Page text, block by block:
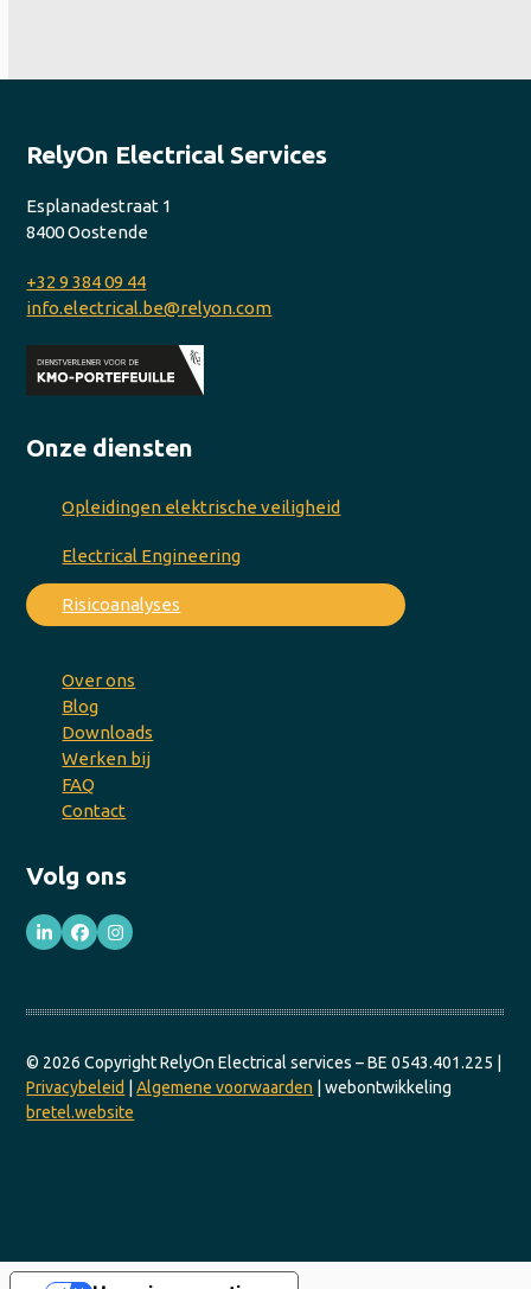
RelyOn Electrical Services
Esplanadestraat 1
8400 Oostende
+32 9 384 09 44
info.electrical.be@relyon.com
Onze diensten
Opleidingen elektrische veiligheid
Electrical Engineering
Risicoanalyses
Over ons
Blog
Downloads
Werken bij
FAQ
Contact
Volg ons
LinkedInFacebookInstagram
© 2026 Copyright RelyOn Electrical services – BE 0543.401.225 |
Privacybeleid |Algemene voorwaarden | webontwikkeling
bretel.website